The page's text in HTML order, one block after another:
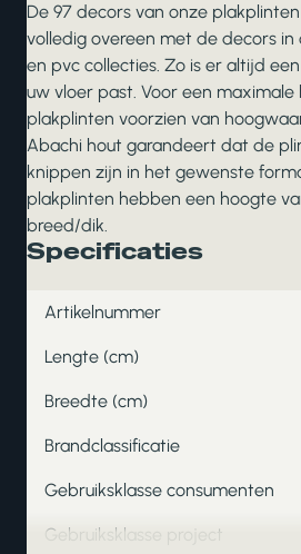
De 97 decors van onze
volledig overeen met de decors
en pvc collecties. Zo is er altijd
uw vloer past. Voor een
plakplinten voorzien van
Abachi hout garandeert dat de
knippen zijn in het gewenste
plakplinten hebben een hoogte
breed/dik.
Specificaties
Artikelnummer
Lengte (cm)
Breedte (cm)
Brandclassificatie
Gebruiksklasse consumenten
Gebruiksklasse project